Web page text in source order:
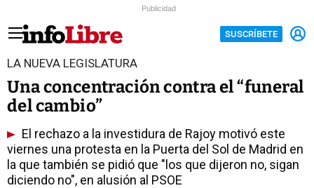
Publicidad
SUSCRÍBETE
LA NUEVA LEGISLATURA
Una concentración contra el “funeral
del cambio”
El rechazo a la investidura de Rajoy motivó este
viernes una protesta en la Puerta del Sol de Madrid en
la que también se pidió que "los que dijeron no, sigan
diciendo no", en alusión al PSOE